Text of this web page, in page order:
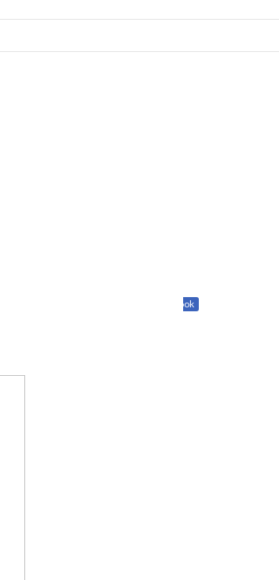
Facebook